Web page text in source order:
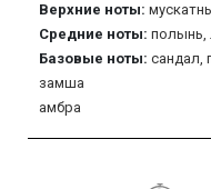
Верхние ноты:
Средние ноты: полынь,
Базовые ноты: сандал,
замша
амбра